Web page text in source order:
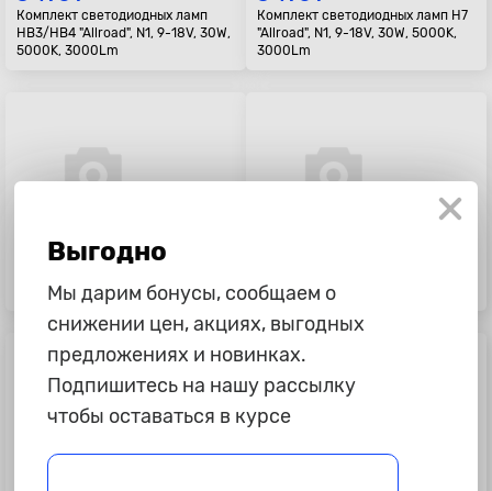
Комплект светодиодных ламп
HB3/HB4 "Allroad", N1, 9-18V, 30W,
5000K, 3000Lm
Комплект светодиодных ламп H7
"Allroad", N1, 9-18V, 30W, 5000K,
3000Lm
995 ₽
Atomx, R, 12-24V, 2шт
Выгодно
Мы дарим бонусы, сообщаем о
снижении цен, акциях, выгодных
предложениях и новинках.
Подпишитесь на нашу рассылку
чтобы оставаться в курсе